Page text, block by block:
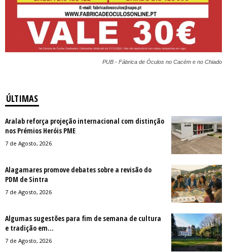
PUB - Fábrica de Óculos no Cacém e no Chiado
ÚLTIMAS
Aralab reforça projeção internacional com distinção
nos Prémios Heróis PME
7 de Agosto, 2026
Alagamares promove debates sobre a revisão do
PDM de Sintra
7 de Agosto, 2026
Algumas sugestões para fim de semana de cultura
e tradição em...
7 de Agosto, 2026